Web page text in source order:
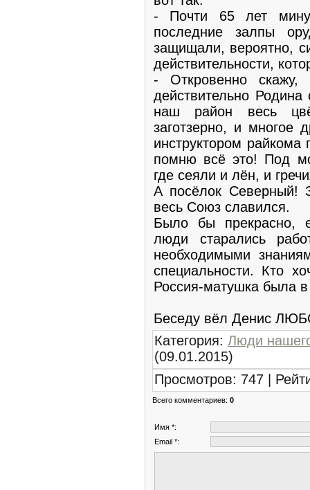
- Почти 65 лет
последние залпы
защищали, вероятно,
действительности,
- Откровенно
действительно
наш район весь
заготзерно, и многое
инструктором
помню всё это! Под
где сеяли и лён, и
А посёлок Северный!
весь Союз славился.
Было бы прекрасно,
люди старались
необходимыми
специальности. Кто
Россия-матушка была
Беседу вёл Денис
Категория: Люди
(09.01.2015)
Просмотров: 747 |
Всего комментариев: 0
Имя *:
Email *: